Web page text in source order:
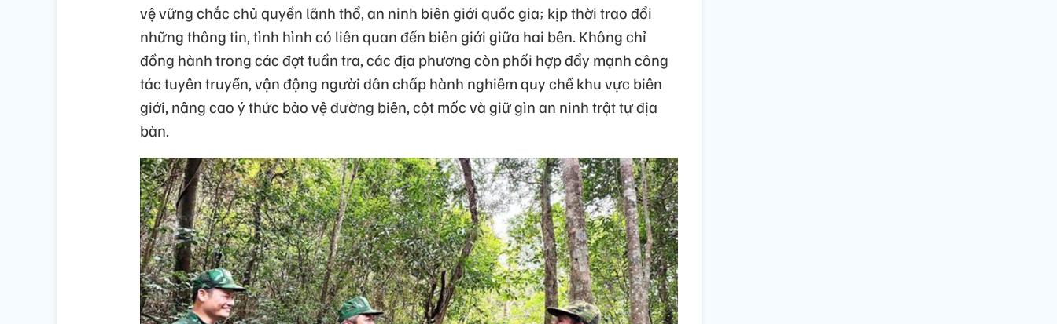
vệ vững chắc chủ quyền lãnh thổ, an ninh biên giới quốc gia; kịp thời trao đổi
những thông tin, tình hình có liên quan đến biên giới giữa hai bên. Không chỉ
đồng hành trong các đợt tuần tra, các địa phương còn phối hợp đẩy mạnh công
tác tuyên truyền, vận động người dân chấp hành nghiêm quy chế khu vực biên
giới, nâng cao ý thức bảo vệ đường biên, cột mốc và giữ gìn an ninh trật tự địa
bàn.